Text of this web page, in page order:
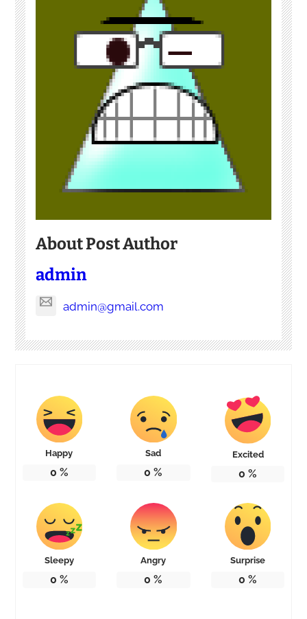
About Post Author
admin
admin@gmail.com
Happy
0 %
Sad
0 %
Excited
0 %
Sleepy
0 %
Angry
0 %
Surprise
0 %